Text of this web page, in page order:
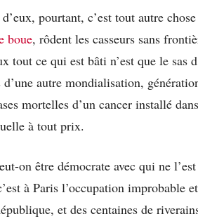
pourtant, c’est tout autre
boue, rôdent les casseurs sans
tout ce qui est bâti n’est que le sas
autre mondialisation,
mortelles d’un cancer installé
à tout prix.
on être démocrate avec qui ne
à Paris l’occupation improbable
et des centaines de